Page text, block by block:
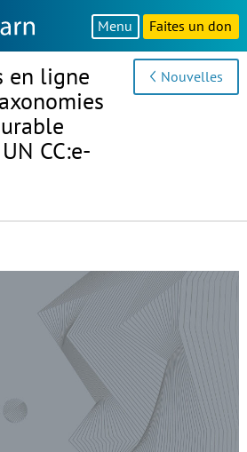
Menu Faites un don
en ligne
CC:e-
Nouvelles